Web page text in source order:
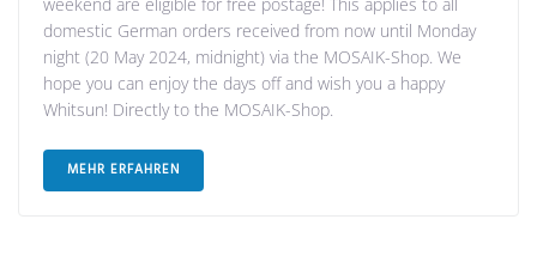
domestic German orders received from now until Monday
night (20 May 2024, midnight) via the MOSAIK-Shop. We
hope you can enjoy the days off and wish you a happy
Whitsun! Directly to the MOSAIK-Shop.
MEHR ERFAHREN